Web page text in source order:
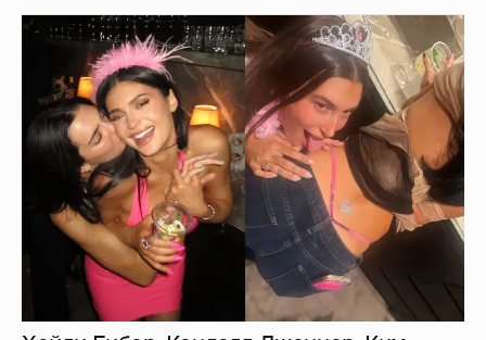
Хейли Бибер, Кендалл Дженнер, Ким
Кардашьян отпраздновали день рождения
Кайли Дженнер
1